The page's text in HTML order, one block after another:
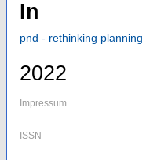
In
pnd - rethinking planning
2022
Impressum
ISSN